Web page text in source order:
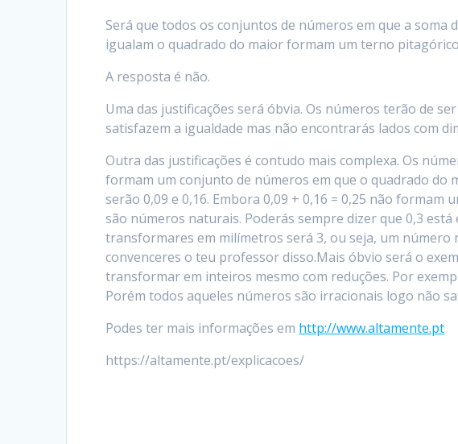
Será que todos os conjuntos de números em que a soma
igualam o quadrado do maior formam um terno
A resposta é não.
Uma das justificações será óbvia. Os números terão de
satisfazem a igualdade mas não encontrarás lados com
Outra das justificações é contudo mais complexa. Os
formam um conjunto de números em que o quadrado do
serão 0,09 e 0,16. Embora 0,09 + 0,16 = 0,25 não
são números naturais. Poderás sempre dizer que 0,3
transformares em milímetros será 3, ou seja, um número
convenceres o teu professor disso.Mais óbvio será o
transformar em inteiros mesmo com reduções. Por
Porém todos aqueles números são irracionais logo não
Podes ter mais informações em http://www.altamente.pt
https://altamente.pt/explicacoes/